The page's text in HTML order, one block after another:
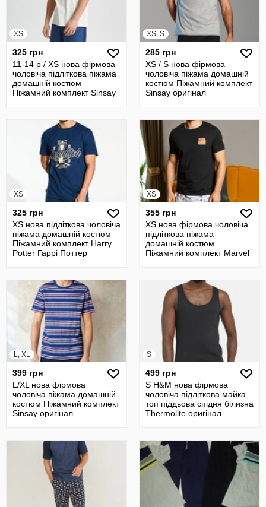
XS
325 грн
11-14 р / XS нова фірмова
чоловіча підліткова піжама
домашній костюм
Піжамний комплект Sinsay
XS, S
285 грн
XS / S нова фірмова
чоловіча піжама домашній
костюм Піжамний комплект
Sinsay оригінал
XS
325 грн
XS нова підліткова чоловіча
піжама домашній костюм
Піжамний комплект Harry
Potter Гаррі Поттер
XS
355 грн
XS нова фірмова чоловіча
підліткова піжама
домашній костюм
Піжамний комплект Marvel
L, XL
399 грн
L/XL нова фірмова
чоловіча піжама домашній
костюм Піжамний комплект
Sinsay оригінал
S
499 грн
S H&M нова фірмова
чоловіча підліткова майка
топ піддьова спідня білизна
Thermolite оригінал